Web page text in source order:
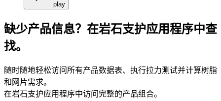
play
缺少产品信息？在岩石支护应用程序中查
找。
随时随地轻松访问所有产品数据表、执行拉力测试并计算树脂
和网片需求。
在岩石支护应用程序中访问完整的产品组合。